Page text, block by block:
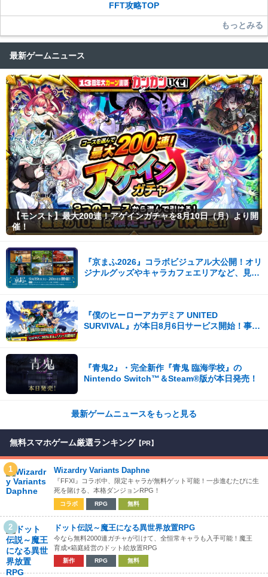
FFT攻略TOP
もっとみる
最新ゲームニュース
【モンスト】最大200連！アゲインガチャを8月10日（月）より開
催！
『京まふ2026』コラボビジュアル大公開！オリ
ジナルグッズやキャラカフェエリアなど、見ど
『僕のヒーローアカデミア UNITED
SURVIVAL』が本日8月6日サービス開始！事前
『青鬼2』・完全新作『青鬼 臨海学校』の
Nintendo Switch™＆Steam®版が本日発売！
最新ゲームニュースをもっと見る
無料スマホゲーム厳選ランキング 【PR】
1 Wizardry Variants Daphne
『FFXI』コラボ中、限定キャラが無料ゲット可能！一歩進むたびに生
死を賭ける、本格ダンジョンRPG！
コラボ RPG 無料
2 ドット伝説～魔王になる異世界放置RPG
今なら無料2000連ガチャが引けて、全恒常キャラも入手可能！魔王
育成×箱庭経営のドット絵放置RPG
新作 RPG 無料